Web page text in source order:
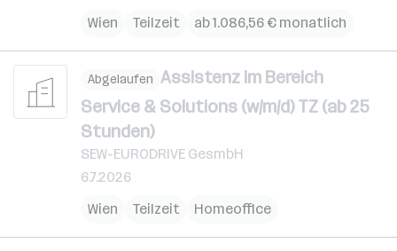
Wien
Teilzeit ab 1.086,56 € monatlich
Abgelaufen Assistenz im Bereich
Service & Solutions (w/m/d) TZ (ab 25
Stunden)
SEW-EURODRIVE GesmbH
6.7.2026
Wien
Teilzeit Homeoffice